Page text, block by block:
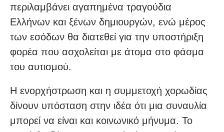
περιλαμβάνει αγαπημένα τραγούδια
Ελλήνων και ξένων δημιουργών, ενώ μέρος
των εσόδων θα διατεθεί για την υποστήριξη
φορέα που ασχολείται με άτομα στο φάσμα
του αυτισμού.
Η ενορχήστρωση και η συμμετοχή χορωδίας
δίνουν υπόσταση στην ιδέα ότι μια συναυλία
μπορεί να είναι και κοινωνικό μήνυμα. Το